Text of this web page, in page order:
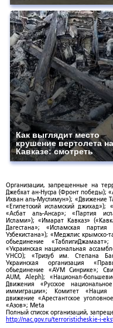
Как выглядит место
крушение вертолета на
Кавказе: смотреть
Организации, запрещенные на
Джебхат ан-Нусра (Фронт победы);
Ихван аль-Муслимун»); «Движение
«Египетский исламский джихад»);
«Асбат аль-Ансар»; «Партия
Ислами»); «Имарат Кавказ»
Дагестана»; «Исламская
Узбекистана»); «Меджлис крымско-
объединение
«Украинская национальная
УНСО); «Тризуб им. Степана
Украинская организация
объединение «АУМ Синрике»;
AUM, Aleph); «Национал-
Движения «Русское
иммиграции»; Комитет «Нация
движение «Арестантское
«Азов»; Meta
Полный список организаций,
http://nac.gov.ru/terroristicheskie-i-